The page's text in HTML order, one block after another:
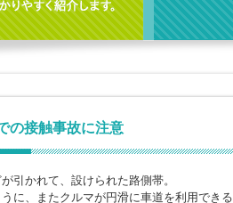
接触事故に注意
引かれて、設けられた路側帯。
に、またクルマが円滑に車道を利用でき